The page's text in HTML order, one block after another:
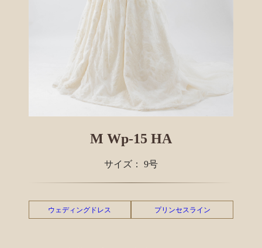
M Wp-15 HA
サイズ： 9号
ウェディングドレス プリンセスライン